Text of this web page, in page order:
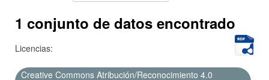
Acerca de
1 conjunto de datos encontrado
Licencias:
Creative Commons Atribución/Reconocimiento 4.0